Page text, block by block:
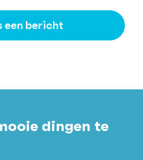
een bericht
dingen te